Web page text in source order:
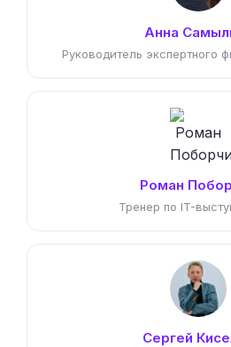
Анна
Руководитель экспертного
Роман
Тренер по IT-
Сергей